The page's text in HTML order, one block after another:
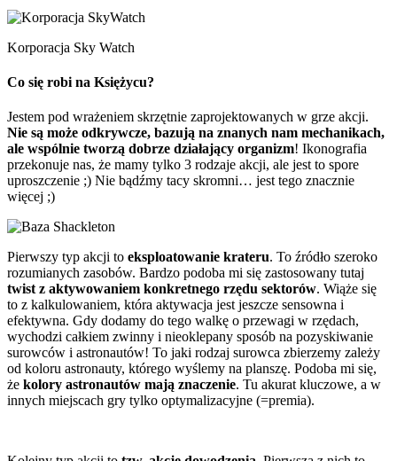
Korporacja Sky Watch
Co się robi na Księżycu?
Jestem pod wrażeniem skrzętnie zaprojektowanych w grze akcji.
Nie są może odkrywcze, bazują na znanych nam mechanikach,
ale wspólnie tworzą dobrze działający organizm! Ikonografia
przekonuje nas, że mamy tylko 3 rodzaje akcji, ale jest to spore
uproszczenie ;) Nie bądźmy tacy skromni… jest tego znacznie
więcej ;)
Pierwszy typ akcji to eksploatowanie krateru. To źródło szeroko
rozumianych zasobów. Bardzo podoba mi się zastosowany tutaj
twist z aktywowaniem konkretnego rzędu sektorów. Wiąże się
to z kalkulowaniem, która aktywacja jest jeszcze sensowna i
efektywna. Gdy dodamy do tego walkę o przewagi w rzędach,
wychodzi całkiem zwinny i nieoklepany sposób na pozyskiwanie
surowców i astronautów! To jaki rodzaj surowca zbierzemy zależy
od koloru astronauty, którego wyślemy na planszę. Podoba mi się,
że kolory astronautów mają znaczenie. Tu akurat kluczowe, a w
innych miejscach gry tylko optymalizacyjne (=premia).